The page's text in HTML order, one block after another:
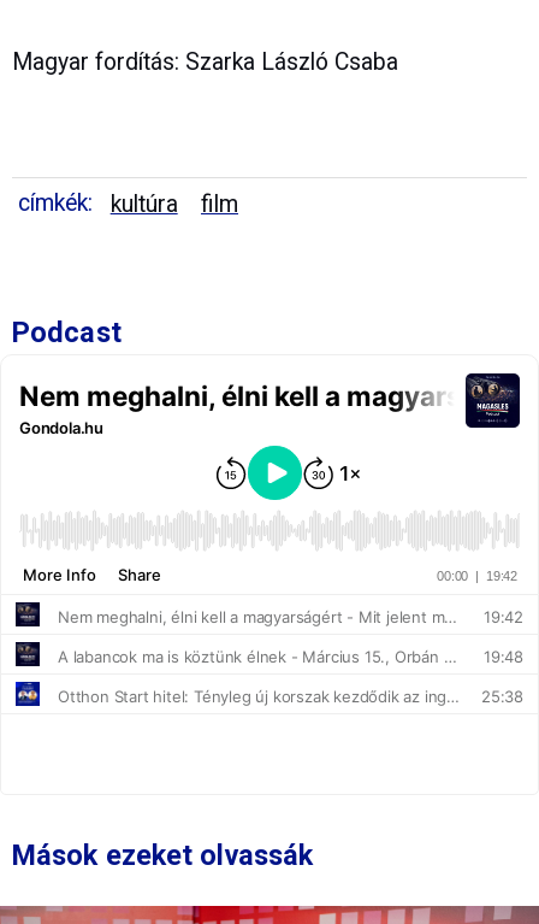
Magyar fordítás: Szarka László Csaba
címkék: kultúra film
Podcast
Mások ezeket olvassák